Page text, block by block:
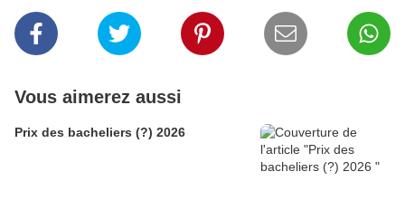
Vous aimerez aussi
Prix des bacheliers (?) 2026